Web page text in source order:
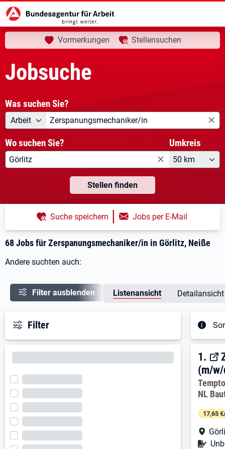
Startseite Jobsuche aktuelle Seite:
Ihre Suche
Vormerkungen Stellensuchen
Jobsuche
Was suchen Sie?
Angebotsart
Arbeit Was suchen Sie?
Wo suchen Sie? Umkreis
50 km
Stellen finden
68 Jobs für Zerspanungsmechaniker/in in Görlitz, Neiße
Suche speichern | Jobs per E-Mail
Andere suchten auch:
Filter ausblenden Listenansicht Detailansicht
Filter
1.
1.
(m/
NL
17,65